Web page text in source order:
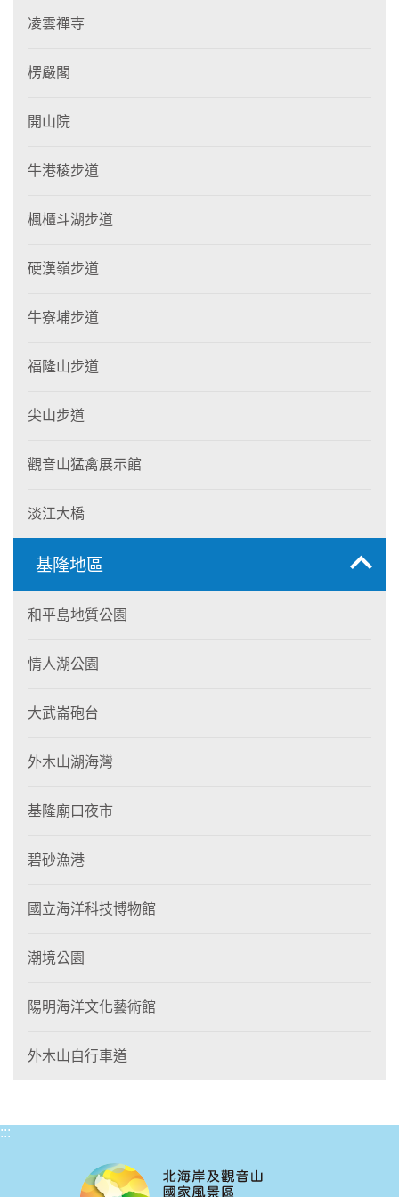
凌雲禪寺
楞嚴閣
開山院
牛港稜步道
楓櫃斗湖步道
硬漢嶺步道
牛寮埔步道
福隆山步道
尖山步道
觀音山猛禽展示館
淡江大橋
基隆地區
和平島地質公園
情人湖公園
大武崙砲台
外木山湖海灣
基隆廟口夜市
碧砂漁港
國立海洋科技博物館
潮境公園
陽明海洋文化藝術館
外木山自行車道
:::